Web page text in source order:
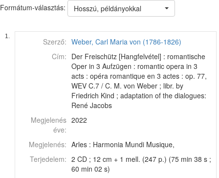
Formátum-választás: Hosszú, példányokkal
1.
Szerző: Weber, Carl Maria von (1786-1826)
Cím: Der Freischütz [Hangfelvétel] : romantische
Oper in 3 Aufzügen : romantic opera in 3
acts : opéra romantique en 3 actes : op. 77,
WEV C.7 / C. M. von Weber ; libr. by
Friedrich Kind ; adaptation of the dialogues:
René Jacobs
Megjelenés
éve:
2022
Megjelenés: Arles : Harmonia Mundi Musique,
Terjedelem: 2 CD ; 12 cm + 1 mell. (247 p.) (75 min 38 s ;
60 min 02 s)